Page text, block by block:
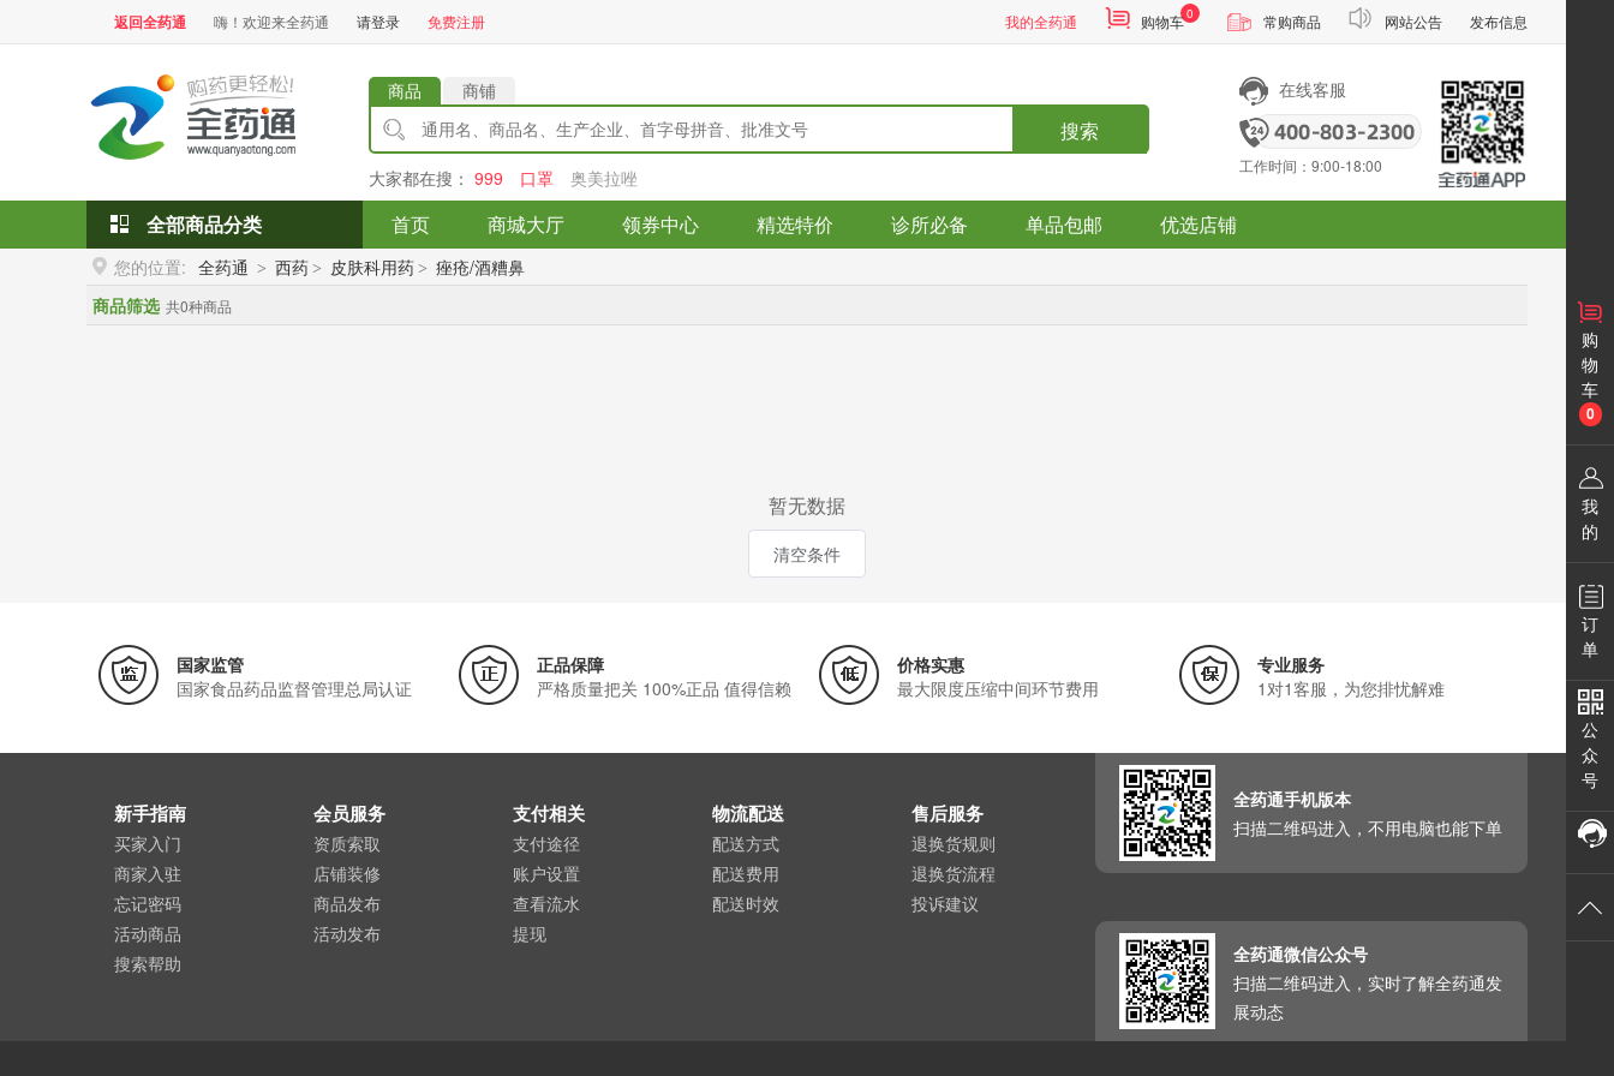
返回全药通 嗨！欢迎来全药通 请登录 免费注册 我的全药通 购物车0 常购商品 网站公告 发布信息
商品 商铺
搜索
大家都在搜： 999 口罩 奥美拉唑
在线客服
工作时间：9:00-18:00
全部商品分类 首页 商城大厅 领券中心 精选特价 诊所必备 单品包邮 优选店铺
您的位置: 全药通 > 西药 > 皮肤科用药 > 痤疮/酒糟鼻
商品筛选 共0种商品
暂无数据
清空条件
购
物
车
0
我
的
订
单
公
众
号
国家监管
国家食品药品监督管理总局认证
正品保障
严格质量把关 100%正品 值得信赖
价格实惠
最大限度压缩中间环节费用
专业服务
1对1客服，为您排忧解难
新手指南
买家入门
商家入驻
忘记密码
活动商品
搜索帮助
会员服务
资质索取
店铺装修
商品发布
活动发布
支付相关
支付途径
账户设置
查看流水
提现
物流配送
配送方式
配送费用
配送时效
售后服务
退换货规则
退换货流程
投诉建议
全药通手机版本
扫描二维码进入，不用电脑也能下单
全药通微信公众号
扫描二维码进入，实时了解全药通发
展动态